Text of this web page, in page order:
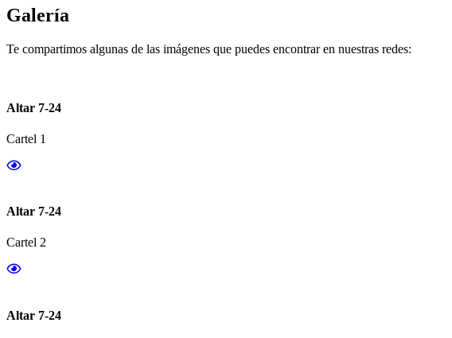
Galería
Te compartimos algunas de las imágenes que puedes encontrar en nuestras redes:
Altar 7-24
Cartel 1
Altar 7-24
Cartel 2
Altar 7-24